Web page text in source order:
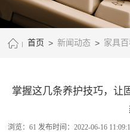
首页 > 新闻动态 > 家具
掌握这几条养护技巧，让
浏览：61 发布时间：2022-06-16